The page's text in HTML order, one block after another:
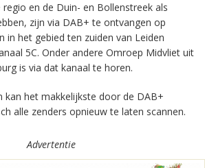
en de Duin- en Bollenstreek als
zijn via DAB+ te ontvangen op
in het gebied ten zuiden van Leiden
5C. Onder andere Omroep Midvliet uit
is via dat kanaal te horen.
kan het makkelijkste door de DAB+
alle zenders opnieuw te laten scannen.
Advertentie